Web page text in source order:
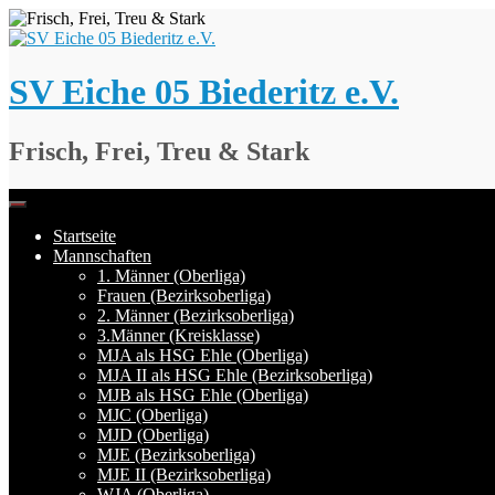
Springe
zum
SV Eiche 05 Biederitz e.V.
Frisch, Frei, Treu & Stark
Startseite
Mannschaften
1. Männer (Oberliga)
Frauen (Bezirksoberliga)
2. Männer (Bezirksoberliga)
3.Männer (Kreisklasse)
MJA als HSG Ehle (Oberliga)
MJA II als HSG Ehle (Bezirksoberliga)
MJB als HSG Ehle (Oberliga)
MJC (Oberliga)
MJD (Oberliga)
MJE (Bezirksoberliga)
MJE II (Bezirksoberliga)